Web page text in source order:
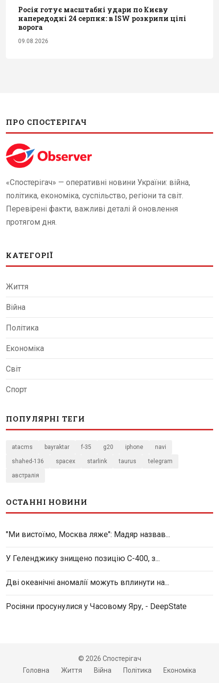
Росія готує масштабні удари по Києву
напередодні 24 серпня: в ISW розкрили цілі
ворога
09.08.2026
ПРО СПОСТЕРІГАЧ
«Спостерігач» — оперативні новини України: війна,
політика, економіка, суспільство, регіони та світ.
Перевірені факти, важливі деталі й оновлення
протягом дня.
КАТЕГОРІЇ
Життя
Війна
Політика
Економіка
Світ
Спорт
ПОПУЛЯРНІ ТЕГИ
atacms bayraktar f-35 g20 iphone navi
shahed-136 spacex starlink taurus telegram
австралія
ОСТАННІ НОВИНИ
"Ми вистоїмо, Москва ляже": Мадяр назвав...
У Геленджику знищено позицію С-400, з...
Дві океанічні аномалії можуть вплинути на...
Росіяни просунулися у Часовому Яру, - DeepState
© 2026 Спостерігач
Головна
Життя Війна Політика Економіка